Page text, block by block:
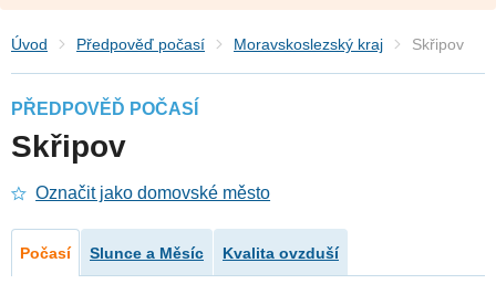
Úvod Předpověď počasí Moravskoslezský kraj Skřipov
PŘEDPOVĚĎ POČASÍ
Skřipov
Označit jako domovské město
Počasí Slunce a Měsíc Kvalita ovzduší